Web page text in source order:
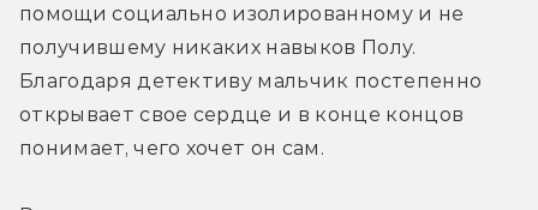
помощи социально изолированному и не
получившему никаких навыков Полу.
Благодаря детективу мальчик постепенно
открывает свое сердце и в конце концов
понимает, чего хочет он сам.